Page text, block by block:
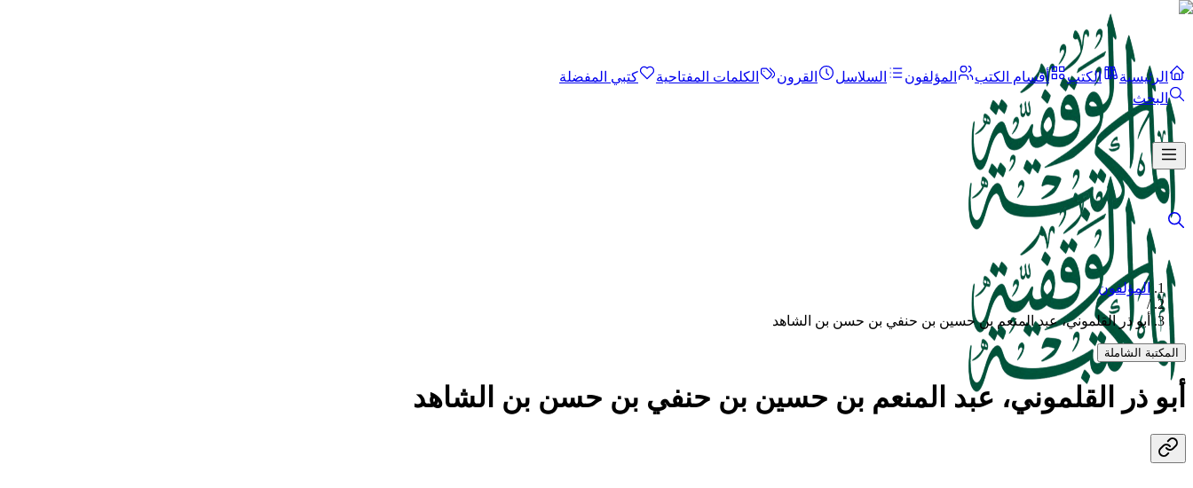
الرئيسية الكتب أقسام الكتب المؤلفون السلاسل القرون الكلمات المفتاحية
كتبي المفضلة
البحث
المؤلفون
/
أبو ذر القلموني، عبد المنعم بن حسين بن حنفي بن حسن بن الشاهد
المكتبة الشاملة
أبو ذر القلموني، عبد المنعم بن حسين بن حنفي بن حسن بن الشاهد